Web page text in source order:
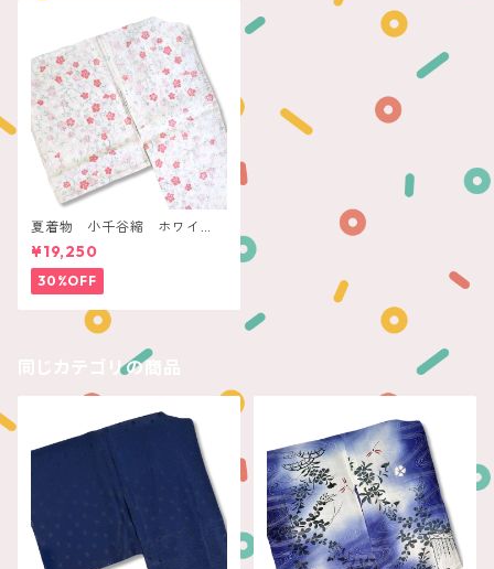
夏着物 小千谷縮 ホワイ
ト コーラル枝花
¥19,250
30%OFF
同じカテゴリの商品